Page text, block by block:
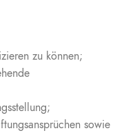
zu können;
sowie